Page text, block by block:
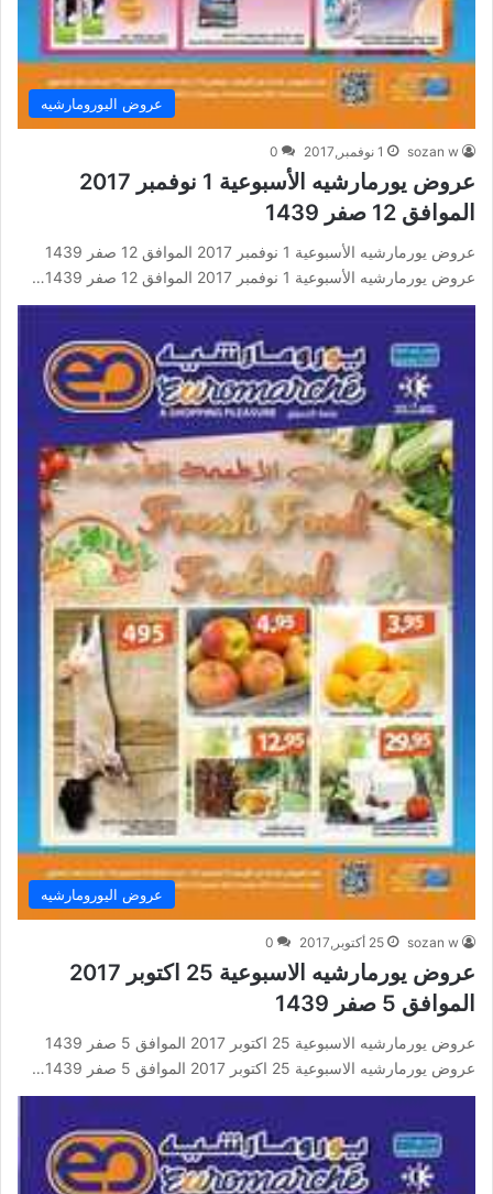
عروض اليورومارشيه
sozan w 1 نوفمبر,2017 0
عروض يورمارشيه الأسبوعية 1 نوفمبر 2017
الموافق 12 صفر 1439
عروض يورمارشيه الأسبوعية 1 نوفمبر 2017 الموافق 12 صفر 1439
عروض يورمارشيه الأسبوعية 1 نوفمبر 2017 الموافق 12 صفر 1439…
عروض اليورومارشيه
sozan w 25 أكتوبر,2017 0
عروض يورمارشيه الاسبوعية 25 اكتوبر 2017
الموافق 5 صفر 1439
عروض يورمارشيه الاسبوعية 25 اكتوبر 2017 الموافق 5 صفر 1439
عروض يورمارشيه الاسبوعية 25 اكتوبر 2017 الموافق 5 صفر 1439…